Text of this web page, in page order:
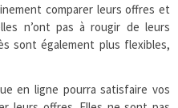
comparer leurs offres et
n’ont pas à rougir de leurs
sont également plus flexibles,
en ligne pourra satisfaire vos